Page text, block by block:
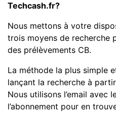
Techcash.fr?
Nous mettons à votre
trois moyens de recherche
des prélèvements CB.
La méthode la plus simple
lançant la recherche à
Nous utilisons l’email avec
l’abonnement pour en